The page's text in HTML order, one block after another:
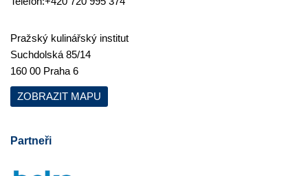
Pražský kulinářský institut
Suchdolská 85/14
160 00 Praha 6
ZOBRAZIT MAPU
Partneři